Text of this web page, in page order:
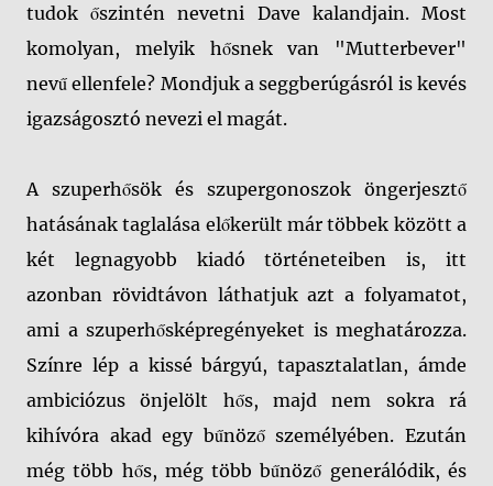
tudok őszintén nevetni Dave kalandjain. Most
komolyan, melyik hősnek van "Mutterbever"
nevű ellenfele? Mondjuk a seggberúgásról is kevés
igazságosztó nevezi el magát.
A szuperhősök és szupergonoszok öngerjesztő
hatásának taglalása előkerült már többek között a
két legnagyobb kiadó történeteiben is, itt
azonban rövidtávon láthatjuk azt a folyamatot,
ami a szuperhősképregényeket is meghatározza.
Színre lép a kissé bárgyú, tapasztalatlan, ámde
ambiciózus önjelölt hős, majd nem sokra rá
kihívóra akad egy bűnöző személyében. Ezután
még több hős, még több bűnöző generálódik, és